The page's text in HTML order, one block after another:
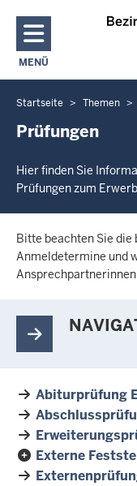
MENÜ
NAVIGATION
Sie
befinden
hier
Startseite Themen
Prüfungen
Hier finden Sie
Prüfungen zum
Bitte beachten Sie die
Anmeldetermine und
Abiturprüfung
Externe